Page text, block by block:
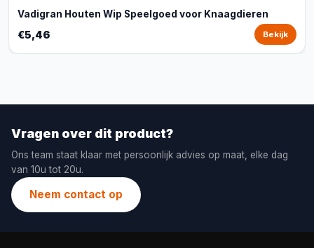
Vadigran Houten Wip Speelgoed voor Knaagdieren
€5,46 Bekijk
Vragen over dit product?
Ons team staat klaar met persoonlijk advies op maat, elke dag
van 10u tot 20u.
Neem contact op